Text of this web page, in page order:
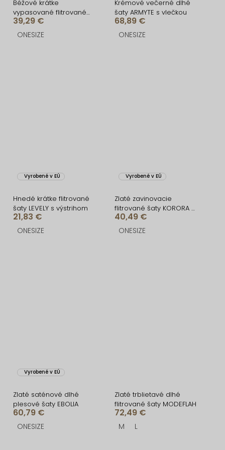
Béžové krátke
vypasované flitrované
šaty HELION
39,29 €
ONESIZE
Krémové večerné dlhé
šaty ARMYTE s vlečkou
68,89 €
ONESIZE
Vyrobené v EÚ
Hnedé krátke flitrované
šaty LEVELY s výstrihom
21,83 €
ONESIZE
Vyrobené v EÚ
Zlaté zavinovacie
flitrované šaty KORORA s
dlhým rukávom
40,49 €
ONESIZE
Vyrobené v EÚ
Zlaté saténové dlhé
plesové šaty EBOLIA
60,79 €
ONESIZE
Zlaté trblietavé dlhé
flitrované šaty MODEFLAH
72,49 €
M L